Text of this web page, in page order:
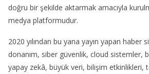
doğru bir şekilde aktarmak amacıyla
medya platformudur.
2020 yılından bu yana yayın yapan haber
donanım, siber güvenlik, cloud sistemler,
yapay zekâ, büyük veri, bilişim etkinlikleri,